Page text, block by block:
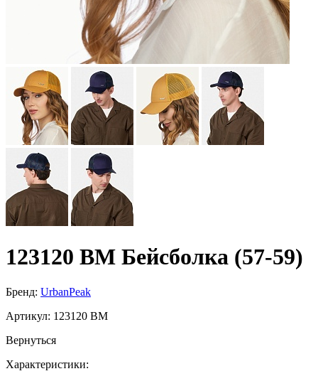
123120 BM Бейсболка (57-59)
Бренд: UrbanPeak
Артикул: 123120 BM
Вернуться
Характеристики: